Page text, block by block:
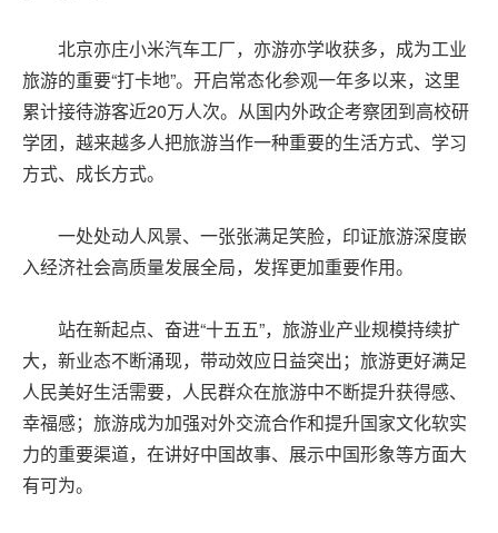
北京亦庄小米汽车工厂，亦游亦学收获多，成为工业
旅游的重要“打卡地”。开启常态化参观一年多以来，这里
累计接待游客近20万人次。从国内外政企考察团到高校研
学团，越来越多人把旅游当作一种重要的生活方式、学习
方式、成长方式。
一处处动人风景、一张张满足笑脸，印证旅游深度嵌
入经济社会高质量发展全局，发挥更加重要作用。
站在新起点、奋进“十五五”，旅游业产业规模持续扩
大，新业态不断涌现，带动效应日益突出；旅游更好满足
人民美好生活需要，人民群众在旅游中不断提升获得感、
幸福感；旅游成为加强对外交流合作和提升国家文化软实
力的重要渠道，在讲好中国故事、展示中国形象等方面大
有可为。